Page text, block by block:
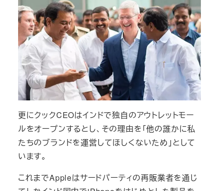
更にクックCEOはインドで独自のアウトレットモー
ルをオープンするとし、その理由を「他の誰かに私
たちのブランドを運営してほしくないため」として
います。
これまでAppleはサードパーティの再販業者を通じ